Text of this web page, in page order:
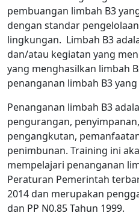
pembuangan limbah B3
dengan standar
lingkungan. Limbah B3
dan/atau kegiatan yang
yang menghasilkan limbah
penanganan limbah B3
Penanganan limbah B3
pengurangan,
pengangkutan,
penimbunan. Training ini
mempelajari penanganan
Peraturan Pemerintah
2014 dan merupakan
dan PP N0.85 Tahun 1999.